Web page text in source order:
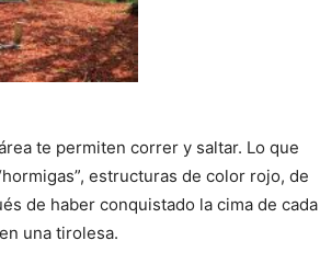
te permiten correr y saltar. Lo que
estructuras de color rojo, de
de haber conquistado la cima de cada
una tirolesa.